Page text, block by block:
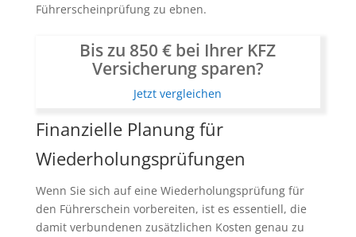
Führerscheinprüfung zu ebnen.
Bis zu 850 € bei Ihrer KFZ
Versicherung sparen?
Jetzt vergleichen
Finanzielle Planung für
Wiederholungsprüfungen
Wenn Sie sich auf eine Wiederholungsprüfung für
den Führerschein vorbereiten, ist es essentiell, die
damit verbundenen zusätzlichen Kosten genau zu